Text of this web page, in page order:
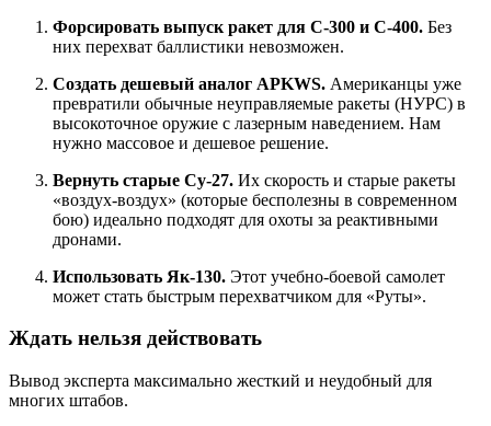
Форсировать выпуск ракет для С-300 и С-400. Без
них перехват баллистики невозможен.
Создать дешевый аналог APKWS. Американцы уже
превратили обычные неуправляемые ракеты (НУРС) в
высокоточное оружие с лазерным наведением. Нам
нужно массовое и дешевое решение.
Вернуть старые Су-27. Их скорость и старые ракеты
«воздух-воздух» (которые бесполезны в современном
бою) идеально подходят для охоты за реактивными
дронами.
Использовать Як-130. Этот учебно-боевой самолет
может стать быстрым перехватчиком для «Руты».
Ждать нельзя действовать
Вывод эксперта максимально жесткий и неудобный для
многих штабов.